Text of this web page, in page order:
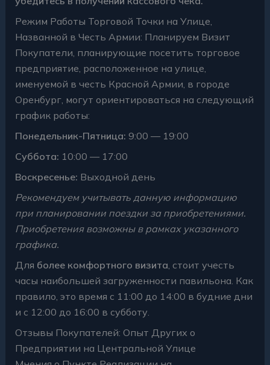
Режим Работы Торговой Точки на Улице,
Названной в Честь Армии: Планируем Визит
Покупатели, планирующие посетить торговое
предприятие, расположенное на улице,
именуемой в честь Красной Армии, в городе
Оренбург, могут ориентироваться на следующий
график работы:
Понедельник-Пятница: 9:00 — 19:00
Суббота: 10:00 — 17:00
Воскресенье: Выходной день
Рекомендуем учитывать данную информацию
при планировании поездки за приобретениями.
Приобретения возможны в рамках указанного
графика.
Для более комфортного визита , стоит учесть
часы наибольшей загруженности павильона. Как
правило, это время с 11:00 до 14:00 в будние дни
и с 12:00 до 16:00 в субботу.
Отзывы Покупателей: Опыт Других о
Предприятии на Центральной Улице